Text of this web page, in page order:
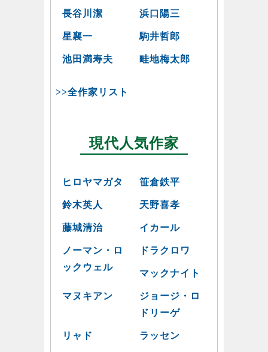
長谷川潔 浜口陽三
星襄一 駒井哲郎
池田満寿夫 畦地梅太郎
>>全作家リスト
現代人気作家
ヒロヤマガタ 笹倉鉄平
鈴木英人 天野喜孝
藤城清治 イカール
ノーマン・ロ
ックウェル
ドラクロワ
マックナイト
マヌキアン
ジョージ・ロ
ドリーゲ
リャド ラッセン